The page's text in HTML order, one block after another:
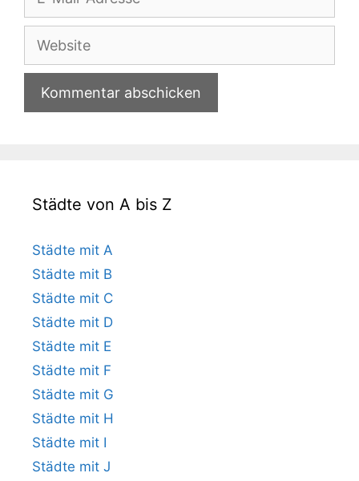
Adresse
Website
Städte von A bis Z
Städte mit A
Städte mit B
Städte mit C
Städte mit D
Städte mit E
Städte mit F
Städte mit G
Städte mit H
Städte mit I
Städte mit J